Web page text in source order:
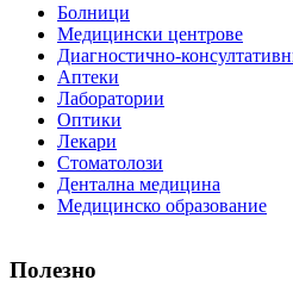
Болници
Медицински центрове
Диагностично-
Аптеки
Лаборатории
Оптики
Лекари
Стоматолози
Дентална медицина
Медицинско образование
Полезно